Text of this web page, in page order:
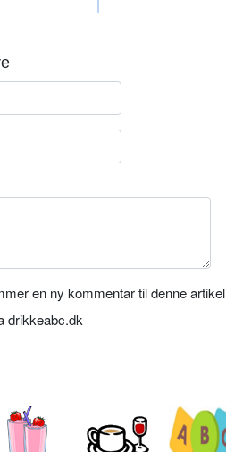
en ny kommentar til denne artikel
drikkeabc.dk